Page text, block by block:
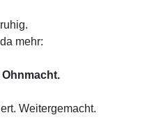
mehr:
Weitergemacht.